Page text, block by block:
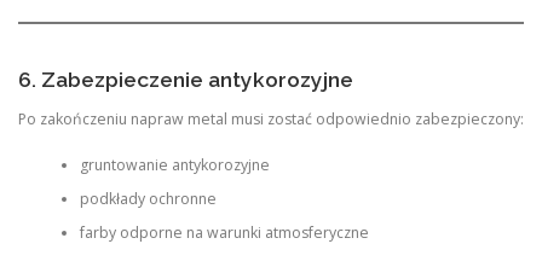
6. Zabezpieczenie antykorozyjne
Po zakończeniu napraw metal musi zostać odpowiednio zabezpieczony:
gruntowanie antykorozyjne
podkłady ochronne
farby odporne na warunki atmosferyczne